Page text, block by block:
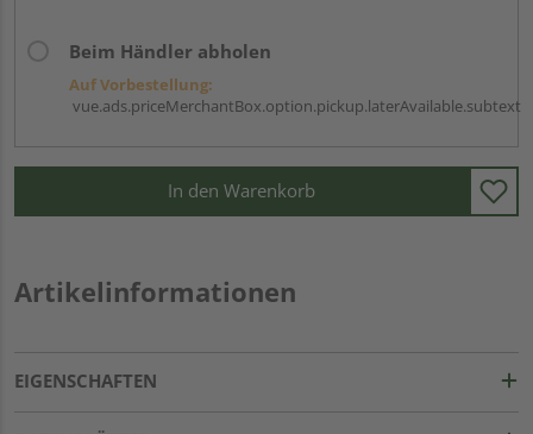
Beim Händler abholen
Auf Vorbestellung:
vue.ads.priceMerchantBox.option.pickup.laterAvailable.subtext
In den Warenkorb
Artikelinformationen
EIGENSCHAFTEN